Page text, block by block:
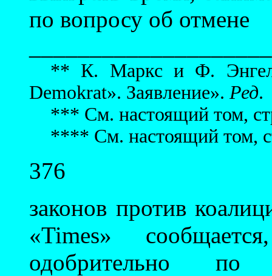
по вопросу об отмене
** К. Маркс и Ф.
Demokrat». Заявление». Ред.
*** См. настоящий том,
**** См. настоящий том,
376
законов против
«Times»
одобрительно по